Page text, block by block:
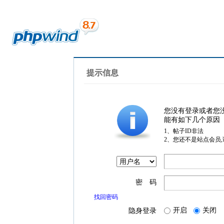
提示信息
您没有登录或者您
能有如下几个原因
1、帖子ID非法
2、您还不是站点会员
密 码
找回密码
隐身登录 开启 关闭